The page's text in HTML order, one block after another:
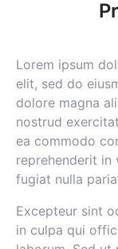
Lorem ipsum
elit, sed do
dolore magna
nostrud
ea commodo
reprehenderit in
fugiat nulla
Excepteur sint
in culpa qui